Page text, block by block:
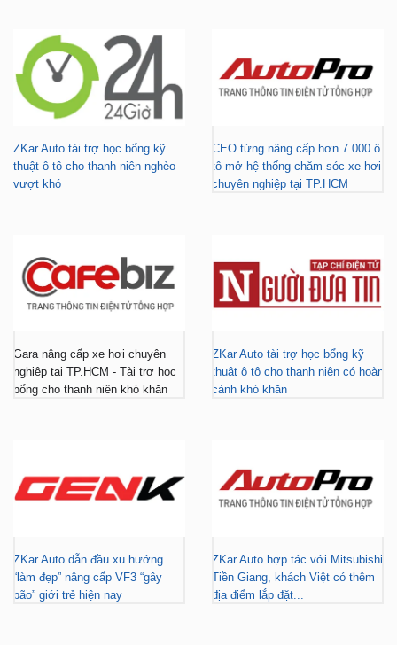
ZKar Auto tài trợ học bổng kỹ
thuật ô tô cho thanh niên nghèo
vượt khó
CEO từng nâng cấp hơn 7.000 ô
tô mở hệ thống chăm sóc xe hơi
chuyên nghiệp tại TP.HCM
Gara nâng cấp xe hơi chuyên
nghiệp tại TP.HCM - Tài trợ học
bổng cho thanh niên khó khăn
ZKar Auto tài trợ học bổng kỹ
thuật ô tô cho thanh niên có hoàn
cảnh khó khăn
ZKar Auto dẫn đầu xu hướng
“làm đẹp” nâng cấp VF3 “gây
bão” giới trẻ hiện nay
ZKar Auto hợp tác với Mitsubishi
Tiền Giang, khách Việt có thêm
địa điểm lắp đặt...